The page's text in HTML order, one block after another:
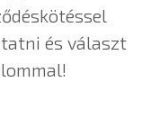
és választ